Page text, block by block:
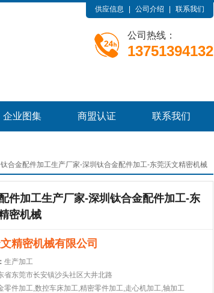
供应信息 公司介绍 联系我们
公司热线：
13751394132
企业图集 商盟认证 联系我们
钛合金配件加工生产厂家-深圳钛合金配件加工-东莞沃文精密机械
件加工生产厂家-深圳钛合金配件加工-东
密机械
精密机械有限公司
生产加工
省东莞市长安镇沙头社区大井北路
零件加工,数控车床加工,精密零件加工,走心机加工,轴加工